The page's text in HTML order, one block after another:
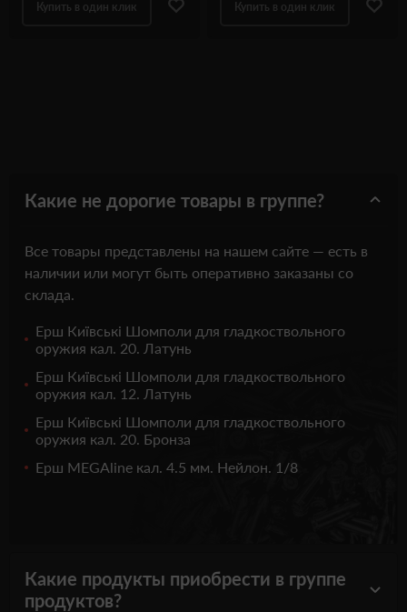
Купить в один клик Купить в один клик
Какие не дорогие товары в группе?
Все товары представлены на нашем сайте — есть в
наличии или могут быть оперативно заказаны со
склада.
Ерш Київські Шомполи для гладкоствольного
оружия кал. 20. Латунь
Ерш Київські Шомполи для гладкоствольного
оружия кал. 12. Латунь
Ерш Київські Шомполи для гладкоствольного
оружия кал. 20. Бронза
Ерш MEGAline кал. 4.5 мм. Нейлон. 1/8
Какие продукты приобрести в группе
продуктов?